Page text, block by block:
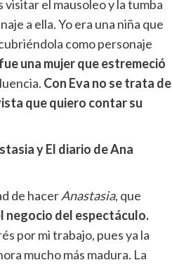
el mausoleo y la tumba
a ella. Yo era una niña que
como personaje
fue una mujer que estremeció
Con Eva no se trata de
que quiero contar su
y El diario de Ana
de hacerAnastasia, que
negocio del espectáculo.
por mi trabajo, pues ya la
mucho más madura. La